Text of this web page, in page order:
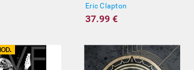
(DELUXE)
Eric Clapton
37.99 €